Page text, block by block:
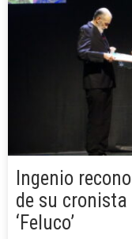
Ingenio
de su cronista
‘Feluco’